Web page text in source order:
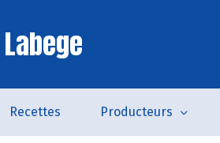
Recettes Producteurs